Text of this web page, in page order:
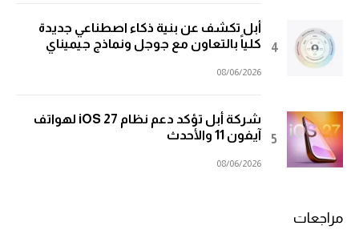
أبل تكشف عن بنية ذكاء اصطناعي جديدة
كلياً بالتعاون مع جوجل ونماذج جيميناي
08/06/2026
شركة أبل تؤكد دعم نظام iOS 27 لهواتف
آيفون 11 والأحدث
08/06/2026
مراجعات